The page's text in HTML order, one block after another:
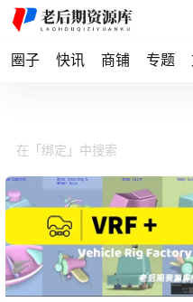
圈子 快讯 商铺 专题